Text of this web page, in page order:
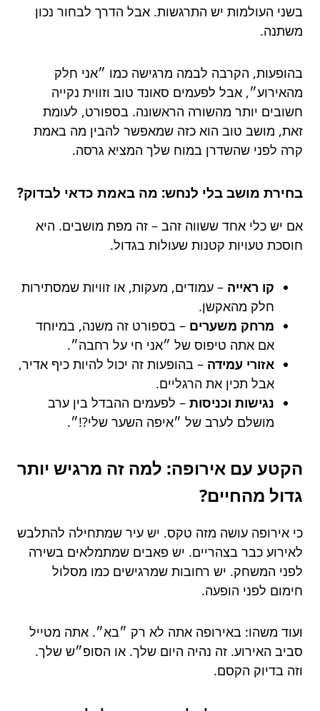
בשני העולמות יש התרגשות. אבל הדרך לבחור נכון
משתנה.
בהופעות, הקרבה לבמה מרגישה כמו ״אני חלק
מהאירוע״, אבל לפעמים סאונד טוב וזווית נקייה
חשובים יותר מהשורה הראשונה. בספורט, לעומת
זאת, מושב טוב הוא כזה שמאפשר להבין מה באמת
קרה לפני שהשדרן במוח שלך המציא גרסה.
בחירת מושב בלי לנחש: מה באמת כדאי לבדוק?
אם יש כלי אחד ששווה זהב – זה מפת מושבים. היא
חוסכת טעויות קטנות שעולות בגדול.
קו ראייה – עמודים, מעקות, או זוויות שמסתירות
חלק מהאקשן.
מרחק משערים – בספורט זה משנה, במיוחד
אם אתה טיפוס של ״אני חי על רחבה״.
אזורי עמידה – בהופעות זה יכול להיות כיף אדיר,
אבל תכין את הרגליים.
נגישות וכניסות – לפעמים ההבדל בין ערב
מושלם לערב של ״איפה השער שלי?!״.
הקטע עם אירופה: למה זה מרגיש יותר
גדול מהחיים?
כי אירופה עושה מזה טקס. יש עיר שמתחילה להתלבש
לאירוע כבר בצהריים. יש פאבים שמתמלאים בשירה
לפני המשחק. יש רחובות שמרגישים כמו מסלול
חימום לפני הופעה.
ועוד משהו: באירופה אתה לא רק ״בא״. אתה מטייל
סביב האירוע. זה נהיה היום שלך. או הסופ״ש שלך.
וזה בדיוק הקסם.